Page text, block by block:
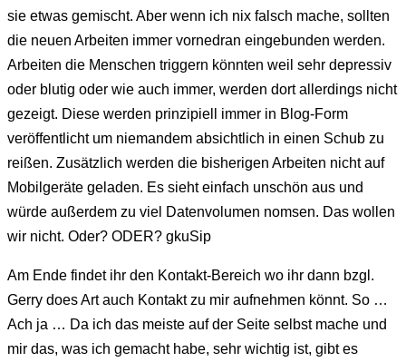
sie etwas gemischt. Aber wenn ich nix falsch mache, sollten
die neuen Arbeiten immer vornedran eingebunden werden.
Arbeiten die Menschen triggern könnten weil sehr depressiv
oder blutig oder wie auch immer, werden dort allerdings nicht
gezeigt. Diese werden prinzipiell immer in Blog-Form
veröffentlicht um niemandem absichtlich in einen Schub zu
reißen. Zusätzlich werden die bisherigen Arbeiten nicht auf
Mobilgeräte geladen. Es sieht einfach unschön aus und
würde außerdem zu viel Datenvolumen nomsen. Das wollen
wir nicht. Oder? ODER? gkuSip
Am Ende findet ihr den Kontakt-Bereich wo ihr dann bzgl.
Gerry does Art auch Kontakt zu mir aufnehmen könnt. So …
Ach ja … Da ich das meiste auf der Seite selbst mache und
mir das, was ich gemacht habe, sehr wichtig ist, gibt es